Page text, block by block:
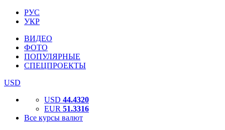
РУС
УКР
ВИДЕО
ФОТО
ПОПУЛЯРНЫЕ
СПЕЦПРОЕКТЫ
USD
USD 44.4320
EUR 51.3316
Все курсы валют